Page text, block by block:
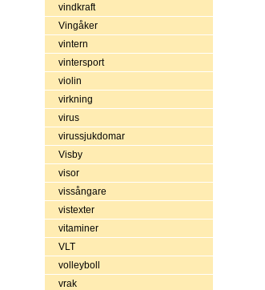
vindkraft
Vingåker
vintern
vintersport
violin
virkning
virus
virussjukdomar
Visby
visor
vissångare
vistexter
vitaminer
VLT
volleyboll
vrak